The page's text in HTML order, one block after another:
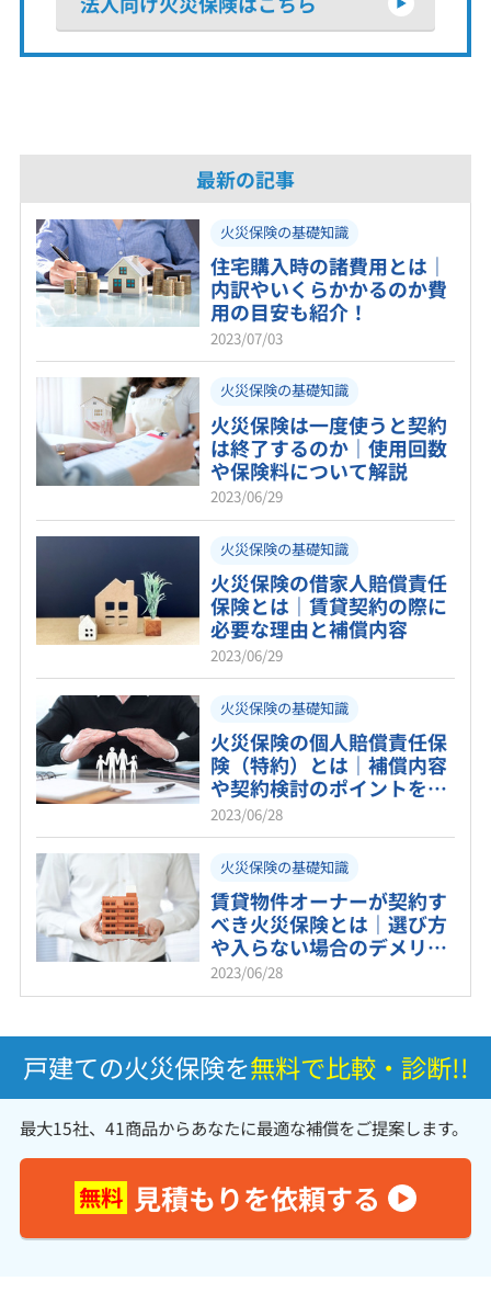
最新の記事
火災保険の基礎知識
住宅購入時の諸費用とは｜
内訳やいくらかかるのか費
用の目安も紹介！
2023/07/03
火災保険の基礎知識
火災保険は一度使うと契約
は終了するのか｜使用回数
や保険料について解説
2023/06/29
火災保険の基礎知識
火災保険の借家人賠償責任
保険とは｜賃貸契約の際に
必要な理由と補償内容
2023/06/29
火災保険の基礎知識
火災保険の個人賠償責任保
険（特約）とは｜補償内容
や契約検討のポイントを紹
介！
2023/06/28
火災保険の基礎知識
賃貸物件オーナーが契約す
べき火災保険とは｜選び方
や入らない場合のデメリッ
トも解説
2023/06/28
戸建ての火災保険を無料で比較・診断!!
最大15社、41商品からあなたに最適な補償をご提案します。
無料 見積もりを依頼する